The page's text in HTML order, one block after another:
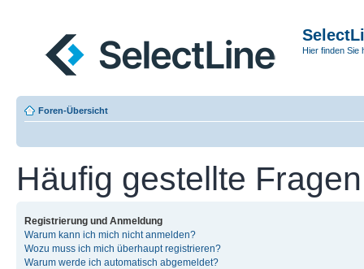
Hier finden Sie
Foren-Übersicht
Häufig gestellte Fragen
Registrierung und Anmeldung
Warum kann ich mich nicht anmelden?
Wozu muss ich mich überhaupt registrieren?
Warum werde ich automatisch abgemeldet?